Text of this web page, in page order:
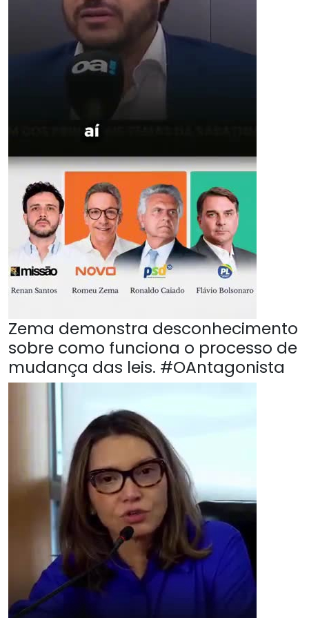
Zema demonstra desconhecimento
sobre como funciona o processo de
mudança das leis. #OAntagonista